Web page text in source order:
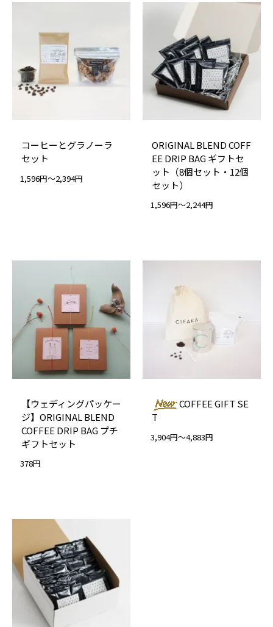
コーヒーとグラノーラ
セット
1,596円～2,394円
ORIGINAL BLEND COFF
EE DRIP BAG ギフトセ
ット（8個セット・12個
セット）
1,596円～2,244円
【ウェディングパッケー
ジ】ORIGINAL BLEND
COFFEE DRIP BAG プチ
ギフトセット
378円
COFFEE GIFT SE
T
3,904円～4,883円